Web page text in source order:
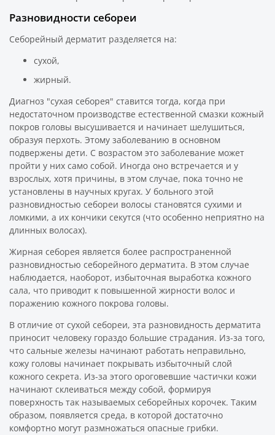
Разновидности себореи
Себорейный дерматит разделяется на:
сухой,
жирный.
Диагноз "сухая себорея" ставится тогда, когда при
недостаточном производстве естественной смазки кожный
покров головы высушивается и начинает шелушиться,
образуя перхоть. Этому заболеванию в основном
подвержены дети. С возрастом это заболевание может
пройти у них само собой. Иногда оно встречается и у
взрослых, хотя причины, в этом случае, пока точно не
установлены в научных кругах. У больного этой
разновидностью себореи волосы становятся сухими и
ломкими, а их кончики секутся (что особенно неприятно на
длинных волосах).
Жирная себорея является более распространенной
разновидностью себорейного дерматита. В этом случае
наблюдается, наоборот, избыточная выработка кожного
сала, что приводит к повышенной жирности волос и
поражению кожного покрова головы.
В отличие от сухой себореи, эта разновидность дерматита
приносит человеку гораздо большие страдания. Из-за того,
что сальные железы начинают работать неправильно,
кожу головы начинает покрывать избыточный слой
кожного секрета. Из-за этого ороговевшие частички кожи
начинают склеиваться между собой, формируя
поверхность так называемых себорейных корочек. Таким
образом, появляется среда, в которой достаточно
комфортно могут размножаться опасные грибки.